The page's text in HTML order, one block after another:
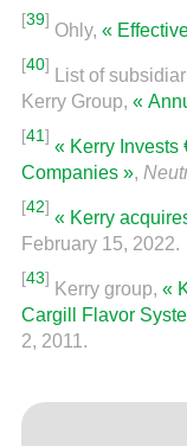
[39]
Ohly, «
[40]
List of
Kerry Group, «
[41]
« Kerry Invests
Companies »,
[42]
« Kerry
February 15, 2022.
[43]
Kerry group, «
Cargill Flavor
2, 2011.